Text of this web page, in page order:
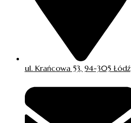
ul. Krańcowa 53, 94-305 Łódź